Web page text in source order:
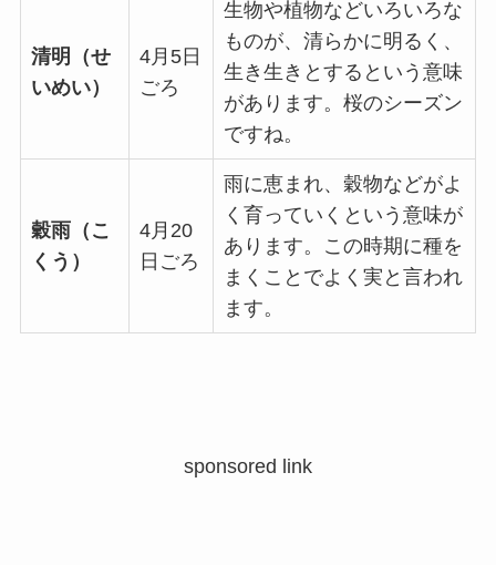
清明（せ
いめい）
4月5日
ごろ
生物や植物などいろいろな
ものが、清らかに明るく、
生き生きとするという意味
があります。桜のシーズン
ですね。
穀雨（こ
くう）
4月20
日ごろ
雨に恵まれ、穀物などがよ
く育っていくという意味が
あります。この時期に種を
まくことでよく実と言われ
ます。
sponsored link